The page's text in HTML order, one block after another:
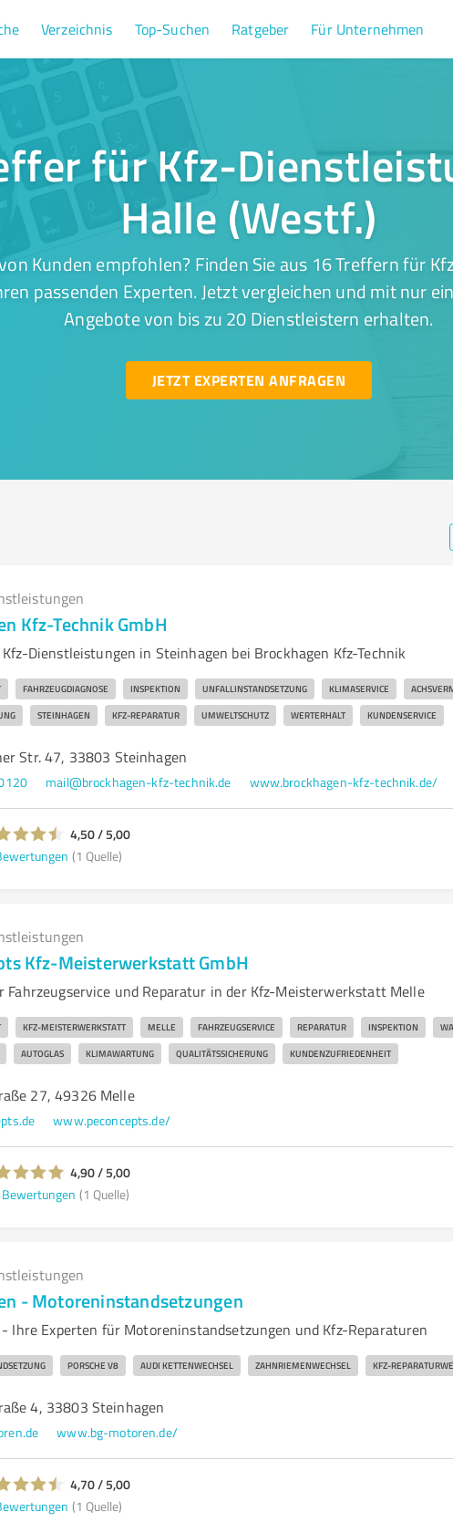
Verzeichnis Top-Suchen Ratgeber Für Unternehmen
für Kfz-
Halle (Westf.)
Kunden empfohlen? Finden Sie aus 16 Treffern für
passenden Experten. Jetzt vergleichen und mit nur
Angebote von bis zu 20 Dienstleistern erhalten.
JETZT EXPERTEN ANFRAGEN
Kfz-Technik GmbH
Kfz-Dienstleistungen in Steinhagen bei Brockhagen Kfz-Technik
FAHRZEUGDIAGNOSE INSPEKTION UNFALLINSTANDSETZUNG KLIMASERVICE
STEINHAGEN KFZ-REPARATUR UMWELTSCHUTZ WERTERHALT KUNDENSERVICE
Str. 47, 33803 Steinhagen
mail@brockhagen-kfz-technik.de www.brockhagen-kfz-technik.de/
4,50 / 5,00
(1 Quelle)
Kfz-Meisterwerkstatt GmbH
Fahrzeugservice und Reparatur in der Kfz-Meisterwerkstatt Melle
KFZ-MEISTERWERKSTATT MELLE FAHRZEUGSERVICE REPARATUR INSPEKTION
AUTOGLAS KLIMAWARTUNG QUALITÄTSSICHERUNG KUNDENZUFRIEDENHEIT
27, 49326 Melle
www.peconcepts.de/
4,90 / 5,00
Bewertungen (1 Quelle)
- Motoreninstandsetzungen
Ihre Experten für Motoreninstandsetzungen und Kfz-Reparaturen
PORSCHE V8 AUDI KETTENWECHSEL ZAHNRIEMENWECHSEL KFZ-
4, 33803 Steinhagen
www.bg-motoren.de/
4,70 / 5,00
(1 Quelle)